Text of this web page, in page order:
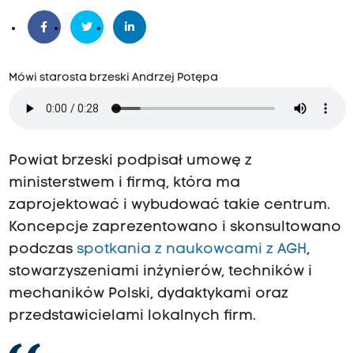
Mówi starosta brzeski Andrzej Potępa
Powiat brzeski podpisał umowę z
ministerstwem i firmą, która ma
zaprojektować i wybudować takie centrum.
Koncepcje zaprezentowano i skonsultowano
podczas spotkania z naukowcami z AGH,
stowarzyszeniami inżynierów, techników i
mechaników Polski, dydaktykami oraz
przedstawicielami lokalnych firm.